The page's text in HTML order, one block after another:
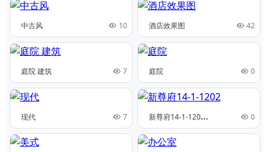
中古风 10 酒店效果图 42
庭院 建筑 7 庭院 0
现代 7 新
尊府14-1-1202 0